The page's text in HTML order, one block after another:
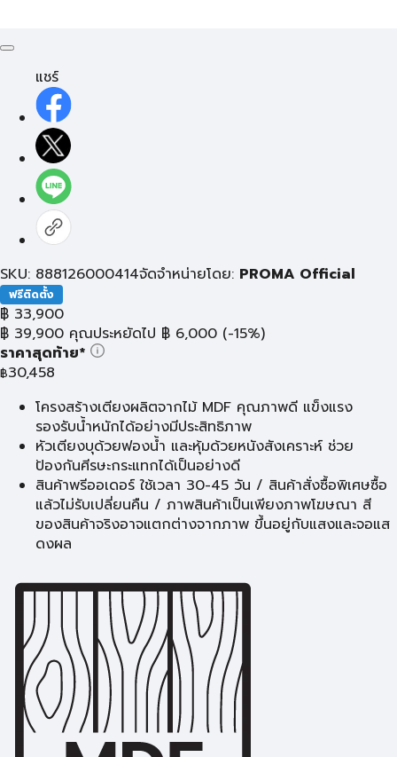
แชร์
SKU: 888126000414จัดจำหน่ายโดย: PROMA Official
ฟรีติดตั้ง
฿ 33,900
฿ 39,900 คุณประหยัดไป ฿ 6,000 (-15%)
ราคาสุดท้าย*
฿30,458
โครงสร้างเตียงผลิตจากไม้ MDF คุณภาพดี แข็งแรง
รองรับน้ำหนักได้อย่างมีประสิทธิภาพ
หัวเตียงบุด้วยฟองน้ำ และหุ้มด้วยหนังสังเคราะห์ ช่วย
ป้องกันศีรษะกระแทกได้เป็นอย่างดี
สินค้าพรีออเดอร์ ใช้เวลา 30-45 วัน / สินค้าสั่งซื้อพิเศษซื้อ
แล้วไม่รับเปลี่ยนคืน / ภาพสินค้าเป็นเพียงภาพโฆษณา สี
ของสินค้าจริงอาจแตกต่างจากภาพ ขึ้นอยู่กับแสงและจอแส
ดงผล